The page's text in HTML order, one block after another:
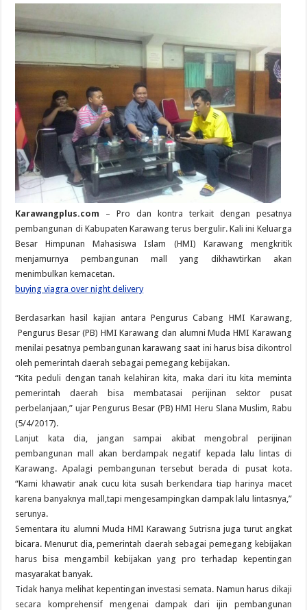
Karawangplus.com – Pro dan kontra terkait dengan pesatnya
pembangunan di Kabupaten Karawang terus bergulir. Kali ini Keluarga
Besar Himpunan Mahasiswa Islam (HMI) Karawang mengkritik
menjamurnya pembangunan mall yang dikhawtirkan akan
menimbulkan kemacetan.
buying viagra over night delivery
Berdasarkan hasil kajian antara Pengurus Cabang HMI Karawang,
Pengurus Besar (PB) HMI Karawang dan alumni Muda HMI Karawang
menilai pesatnya pembangunan karawang saat ini harus bisa dikontrol
oleh pemerintah daerah sebagai pemegang kebijakan.
“Kita peduli dengan tanah kelahiran kita, maka dari itu kita meminta
pemerintah daerah bisa membatasai perijinan sektor pusat
perbelanjaan,” ujar Pengurus Besar (PB) HMI Heru Slana Muslim, Rabu
(5/4/2017).
Lanjut kata dia, jangan sampai akibat mengobral perijinan
pembangunan mall akan berdampak negatif kepada lalu lintas di
Karawang. Apalagi pembangunan tersebut berada di pusat kota.
“Kami khawatir anak cucu kita susah berkendara tiap harinya macet
karena banyaknya mall,tapi mengesampingkan dampak lalu lintasnya,”
serunya.
Sementara itu alumni Muda HMI Karawang Sutrisna juga turut angkat
bicara. Menurut dia, pemerintah daerah sebagai pemegang kebijakan
harus bisa mengambil kebijakan yang pro terhadap kepentingan
masyarakat banyak.
Tidak hanya melihat kepentingan investasi semata. Namun harus dikaji
secara komprehensif mengenai dampak dari ijin pembangunan